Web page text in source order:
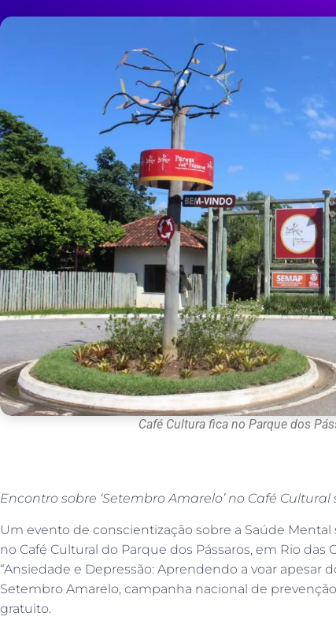
Café Cultura fica no Parque dos
Encontro sobre ‘Setembro Amarelo’ no Café
Um evento de conscientização sobre a Saúde Mental
no Café Cultural do Parque dos Pássaros, em Rio das
“Ansiedade e Depressão: Aprendendo a voar apesar
Setembro Amarelo, campanha nacional de
gratuito.